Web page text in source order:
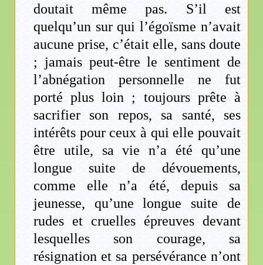
doutait même pas. S’il est
quelqu’un sur qui l’égoïsme n’avait
aucune prise, c’était elle, sans doute
; jamais peut-être le sentiment de
l’abnégation personnelle ne fut
porté plus loin ; toujours prête à
sacrifier son repos, sa santé, ses
intérêts pour ceux à qui elle pouvait
être utile, sa vie n’a été qu’une
longue suite de dévouements,
comme elle n’a été, depuis sa
jeunesse, qu’une longue suite de
rudes et cruelles épreuves devant
lesquelles son courage, sa
résignation et sa persévérance n’ont